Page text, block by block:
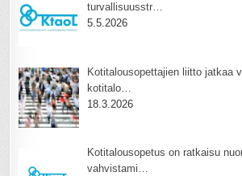
turvallisuusstr…
5.5.2026
Kotitalousopettajien liitto jatkaa
kotitalo…
18.3.2026
Kotitalousopetus on ratkaisu
vahvistami…